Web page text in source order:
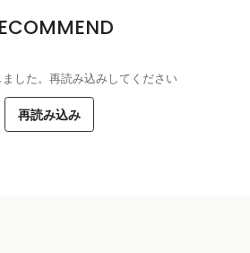
ました。再読み込みしてください
再読み込み